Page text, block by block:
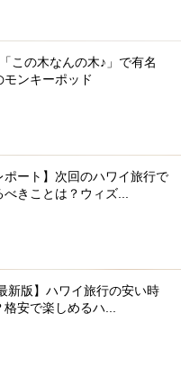
この木なんの木♪」で有名
モンキーポッド
ポート】次回のハワイ旅行で
きことは？ウィズ...
新版】ハワイ旅行の安い時
安で楽しめるハ...